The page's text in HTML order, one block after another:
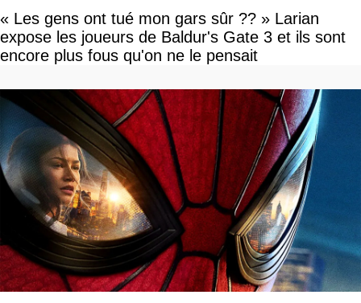
« Les gens ont tué mon gars sûr ?? » Larian
expose les joueurs de Baldur's Gate 3 et ils sont
encore plus fous qu'on ne le pensait